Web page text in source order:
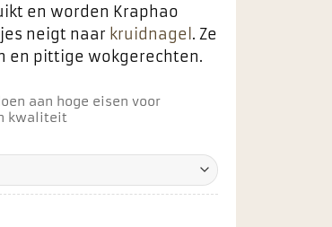
en worden Kraphao
neigt naar kruidnagel . Ze
en pittige wokgerechten.
aan hoge eisen voor
kwaliteit